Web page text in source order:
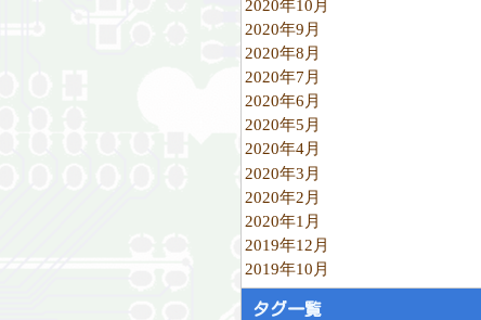
2020年10月
2020年9月
2020年8月
2020年7月
2020年6月
2020年5月
2020年4月
2020年3月
2020年2月
2020年1月
2019年12月
2019年10月
タグ一覧